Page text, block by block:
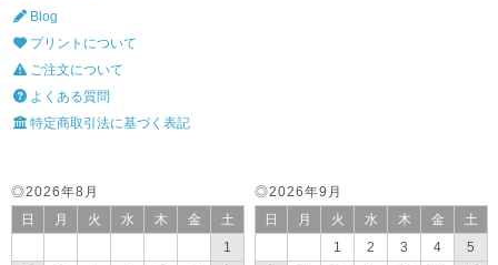
Blog
プリントについて
ご注文について
よくある質問
特定商取引法に基づく表記
◎2026年9月
日
月 火 水 木 金
土
1
2 3 4
5
◎2026年8月
日
月 火 水 木 金
土
1